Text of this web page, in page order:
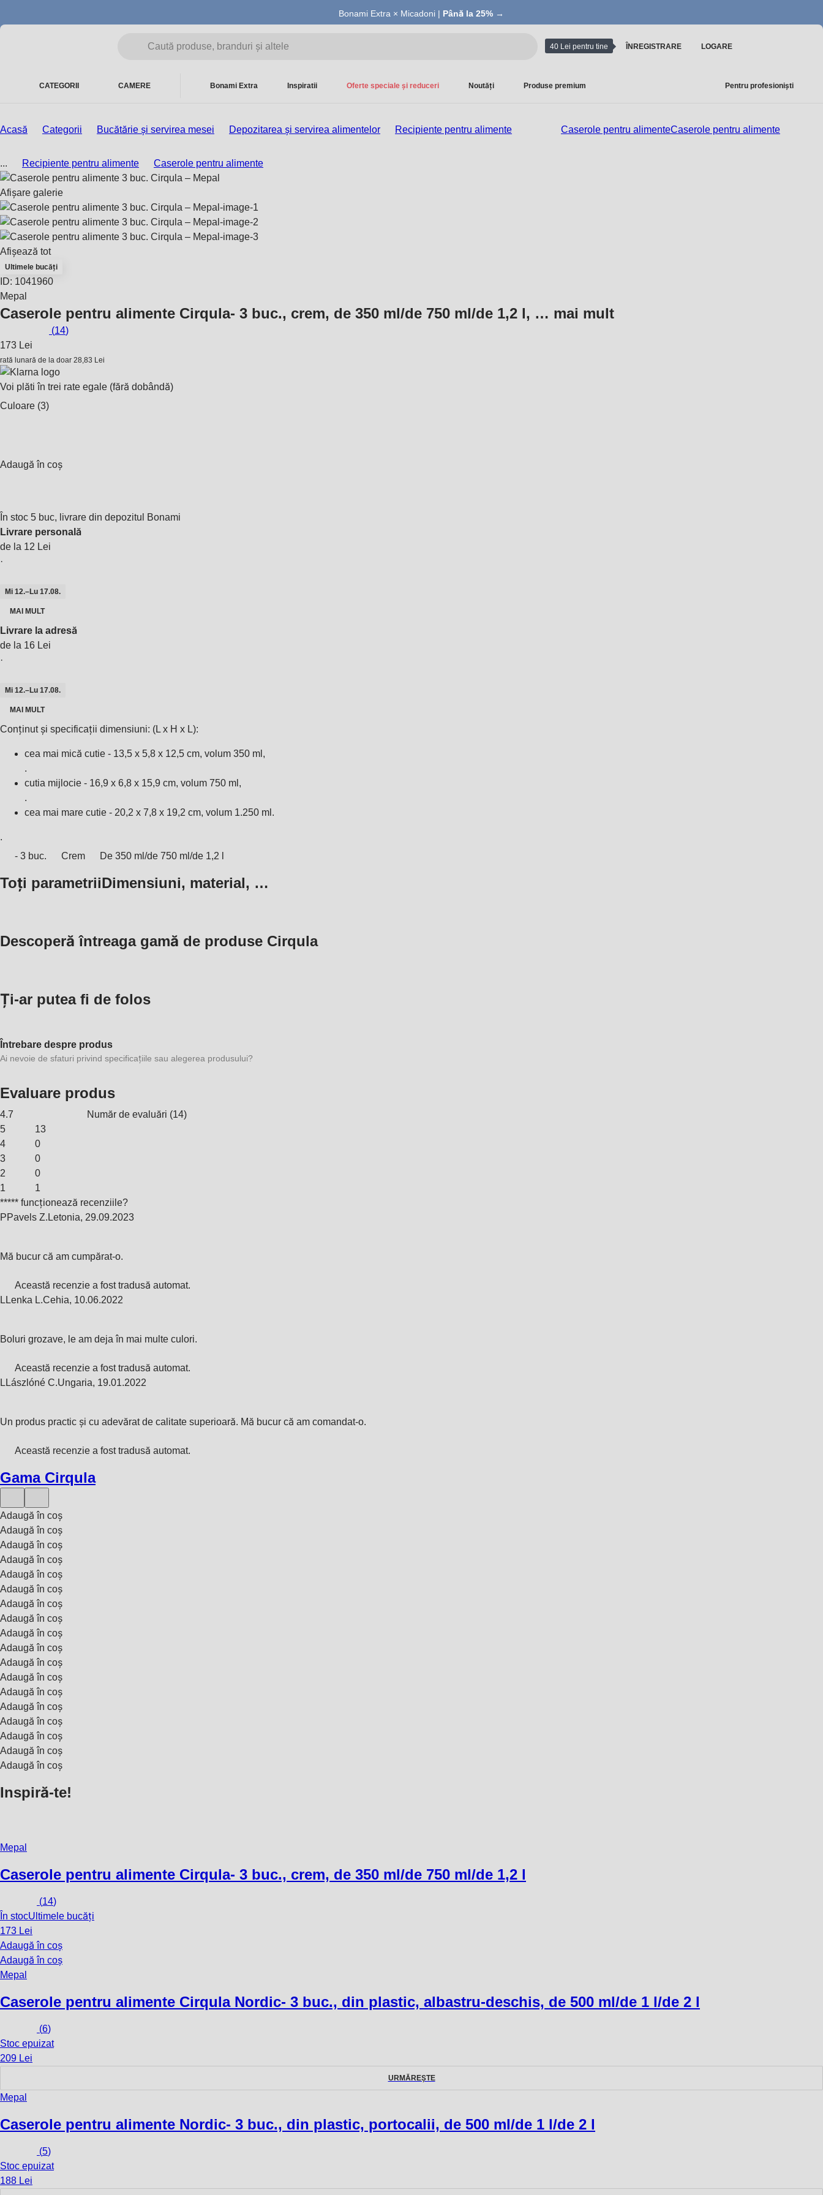
Bonami Extra × Micadoni | Până la 25% →
Summer Sale | Economisești până la 40% →
40 Lei pentru tine ÎNREGISTRARE LOGARE
CATEGORII CAMERE Bonami Extra Inspiratii Oferte speciale și reduceri Noutăți Produse premium Pentru profesioniști
Acasă Categorii Bucătărie și servirea mesei Depozitarea și servirea alimentelor Recipiente pentru alimente Caserole pentru alimenteCaserole pentru alimente
... Recipiente pentru alimente Caserole pentru alimente
Afișare galerie
Afișează tot
Ultimele bucăți
ID: 1041960
Mepal
Caserole pentru alimente Cirqula- 3 buc., crem, de 350 ml/de 750 ml/de 1,2 l, … mai mult
(14)
173 Lei
rată lunară de la doar 28,83 Lei
Voi plăti în trei rate egale (fără dobândă)
Culoare (3)
Adaugă în coș
În stoc 5 buc, livrare din depozitul Bonami
Livrare personală
de la 12 Lei
·
Mi 12.–Lu 17.08.
MAI MULT
Livrare la adresă
de la 16 Lei
·
Mi 12.–Lu 17.08.
MAI MULT
Conținut și specificații dimensiuni: (L x H x L):
cea mai mică cutie - 13,5 x 5,8 x 12,5 cm, volum 350 ml,
.
cutia mijlocie - 16,9 x 6,8 x 15,9 cm, volum 750 ml,
.
cea mai mare cutie - 20,2 x 7,8 x 19,2 cm, volum 1.250 ml.
.
- 3 buc.
Crem De 350 ml/de 750 ml/de 1,2 l
Toți parametriiDimensiuni, material, …
Descoperă întreaga gamă de produse Cirqula
Ți-ar putea fi de folos
Întrebare despre produs
Ai nevoie de sfaturi privind specificațiile sau alegerea produsului?
Evaluare produs
4.7 Număr de evaluări (14)
5
13
4
0
3
0
2
0
1
1
***** funcționează recenziile?
PPavels Z.Letonia, 29.09.2023
Mă bucur că am cumpărat-o.
Această recenzie a fost tradusă automat.
LLenka L.Cehia, 10.06.2022
Boluri grozave, le am deja în mai multe culori.
Această recenzie a fost tradusă automat.
LLászlóné C.Ungaria, 19.01.2022
Un produs practic și cu adevărat de calitate superioară. Mă bucur că am comandat-o.
Această recenzie a fost tradusă automat.
Gama Cirqula
Adaugă în coș
Adaugă în coș
Adaugă în coș
Adaugă în coș
Adaugă în coș
Adaugă în coș
Adaugă în coș
Adaugă în coș
Adaugă în coș
Adaugă în coș
Adaugă în coș
Adaugă în coș
Adaugă în coș
Adaugă în coș
Adaugă în coș
Adaugă în coș
Adaugă în coș
Adaugă în coș
Inspiră-te!
Mepal
Caserole pentru alimente Cirqula- 3 buc., crem, de 350 ml/de 750 ml/de 1,2 l
(14)
În stocUltimele bucăți
173 Lei
Adaugă în coș
Adaugă în coș
Mepal
Caserole pentru alimente Cirqula Nordic- 3 buc., din plastic, albastru-deschis, de 500 ml/de 1 l/de 2 l
(6)
Stoc epuizat
209 Lei
URMĂREȘTE
Mepal
Caserole pentru alimente Nordic- 3 buc., din plastic, portocalii, de 500 ml/de 1 l/de 2 l
(5)
Stoc epuizat
188 Lei